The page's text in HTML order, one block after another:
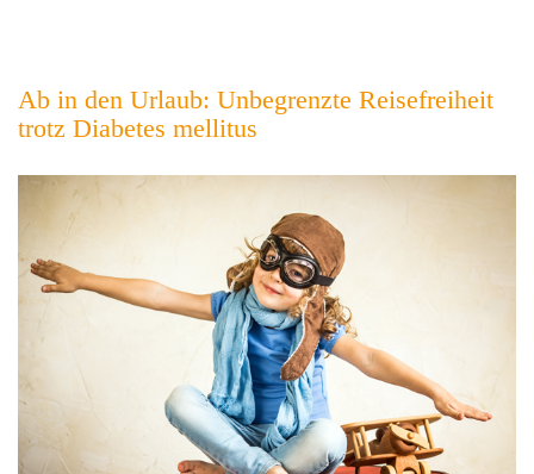
Ab in den Urlaub: Unbegrenzte Reisefreiheit
trotz Diabetes mellitus